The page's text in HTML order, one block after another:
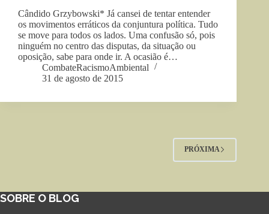
Cândido Grzybowski* Já cansei de tentar entender
os movimentos erráticos da conjuntura política. Tudo
se move para todos os lados. Uma confusão só, pois
ninguém no centro das disputas, da situação ou
oposição, sabe para onde ir. A ocasião é…
CombateRacismoAmbiental
31 de agosto de 2015
PRÓXIMA
SOBRE O BLOG